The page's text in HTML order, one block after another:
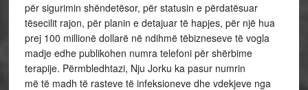
për sigurimin shëndetësor, për statusin e përdatësuar
tësecilit rajon, për planin e detajuar të hapjes, për një hua
prej 100 millionë dollarë në ndihmë tëbizneseve të vogla
madje edhe publikohen numra telefoni për shërbime
terapije. Përmbledhtazi, Nju Jorku ka pasur numrin
më të madh të rasteve të infeksioneve dhe vdekjeve nga